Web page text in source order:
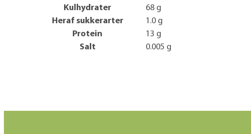
Kulhydrater
68 g
Heraf sukkerarter
1.0 g
Protein
13 g
Salt
0.005 g